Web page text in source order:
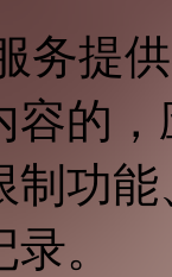
务提
容的
制功
。